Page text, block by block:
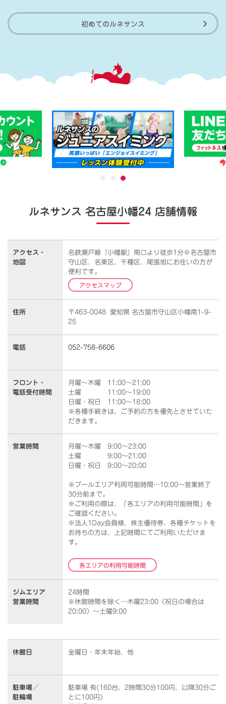
初めてのルネサンス
ルネサンス 名古屋小幡24 店舗情報
アクセス・
地図
名鉄瀬戸線『小幡駅』南口より徒歩1分※名古屋市
守山区、名東区、千種区、尾張旭にお住いの方が
便利です。
アクセスマップ
住所
〒463-0048 愛知県 名古屋市守山区小幡南1-9-
25
電話 052-758-6606
フロント・
電話受付時間
月曜～木曜 11:00～21:00
土曜 11:00～19:00
日曜・祝日 11:00～18:00
※各種手続きは、ご予約の方を優先とさせていた
だきます。
営業時間
月曜～木曜 9:00～23:00
土曜 9:00～21:00
日曜・祝日 9:00～20:00
※プールエリア利用可能時間…10:00～営業終了
30分前まで。
※ご利用の際は、「各エリアの利用可能時間」を
ご確認ください。
※法人1Day会員様、株主優待券、各種チケットを
お持ちの方は、上記時間にてご利用いただけま
す。
各エリアの利用可能時間
ジムエリア
営業時間
24時間
※休館時間を除く…木曜23:00（祝日の場合は
20:00）～土曜9:00
休館日 金曜日・年末年始、他
駐車場／
駐輪場
駐車場 有(160台、2時間30分100円、以降30分ご
とに100円)